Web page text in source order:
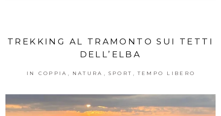
TREKKING AL TRAMONTO SUI TETTI
DELL’ELBA
IN COPPIA NATURA SPORT TEMPO LIBERO